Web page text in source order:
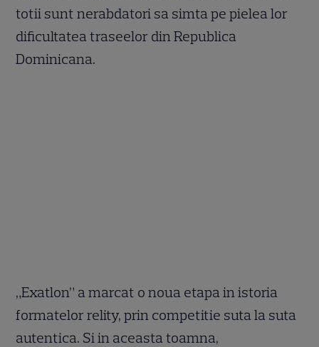
totii sunt nerabdatori sa simta pe pielea lor
dificultatea traseelor din Republica
Dominicana.
„Exatlon” a marcat o noua etapa in istoria
formatelor relity, prin competitie suta la suta
autentica. Si in aceasta toamna,